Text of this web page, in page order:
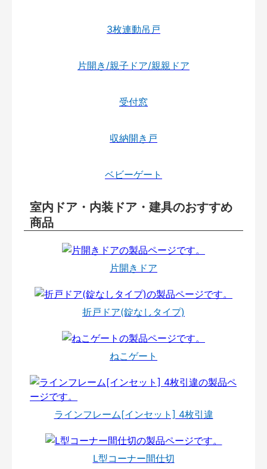
3枚連動吊戸
片開き/親子ドア/親親ドア
受付窓
収納開き戸
ベビーゲート
室内ドア・内装ドア・建具のおすすめ
商品
片開きドア
折戸ドア(錠なしタイプ)
ねこゲート
ラインフレーム[インセット] 4枚引違
L型コーナー間仕切